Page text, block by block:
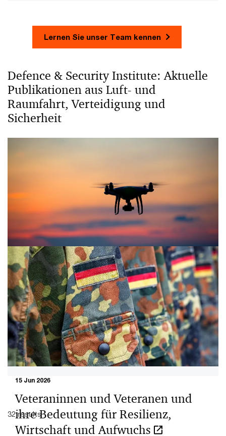
Lernen Sie unser Team kennen
Defence & Security Institute: Aktuelle
Publikationen aus Luft- und
Raumfahrt, Verteidigung und
Sicherheit
03 Jul 2026
Defense & Security Institute
Mehr Sicherheit durch Forschung, Innovation und
vertrauensvolle Partnerschaften.
15 Jun 2026
Veteraninnen und Veteranen und
ihre Bedeutung für Resilienz,
Wirtschaft und Aufwuchs
32 results